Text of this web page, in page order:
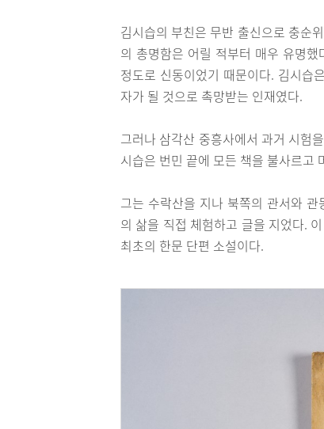
김시습의 부친은 무반 출신으로 충순
의 총명함은 어릴 적부터 매우 유명
정도로 신동이었기 때문이다. 김시습
자가 될 것으로 촉망받는 인재였다.
그러나 삼각산 중흥사에서 과거 시험
시습은 번민 끝에 모든 책을 불사르고
그는 수락산을 지나 북쪽의 관서와
의 삶을 직접 체험하고 글을 지었다.
최초의 한문 단편 소설이다.